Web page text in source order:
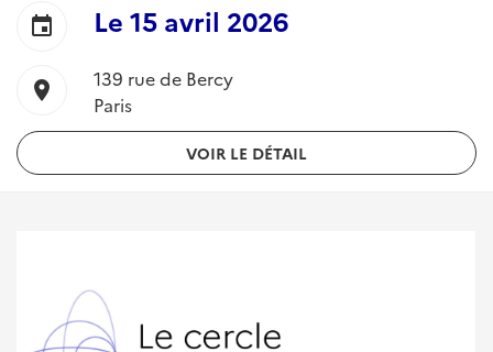
:
event Le 15 avril 2026
location_on
139 rue de Bercy
Paris
VOIR LE DÉTAIL